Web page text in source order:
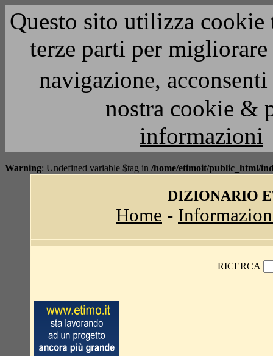
Questo sito utilizza
terze parti per
navigazione,
nostra cookie &
informazioni
Warning: Undefined variable $tag in /home/etimoit/public_html/
DIZIONARIO
Home -
RICERCA